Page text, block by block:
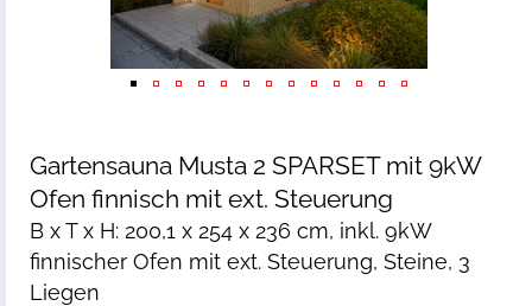
Gartensauna Musta 2 SPARSET mit 9kW
Ofen finnisch mit ext. Steuerung
B x T x H: 200,1 x 254 x 236 cm, inkl. 9kW
finnischer Ofen mit ext. Steuerung, Steine, 3
Liegen